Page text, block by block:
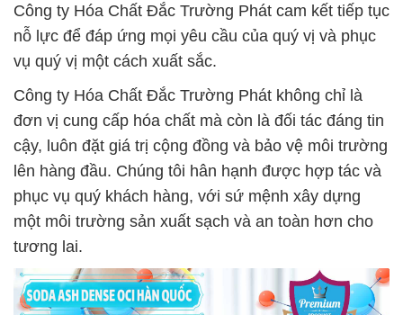
Công ty Hóa Chất Đắc Trường Phát cam kết tiếp tục
nỗ lực để đáp ứng mọi yêu cầu của quý vị và phục
vụ quý vị một cách xuất sắc.
Công ty Hóa Chất Đắc Trường Phát không chỉ là
đơn vị cung cấp hóa chất mà còn là đối tác đáng tin
cậy, luôn đặt giá trị cộng đồng và bảo vệ môi trường
lên hàng đầu. Chúng tôi hân hạnh được hợp tác và
phục vụ quý khách hàng, với sứ mệnh xây dựng
một môi trường sản xuất sạch và an toàn hơn cho
tương lai.